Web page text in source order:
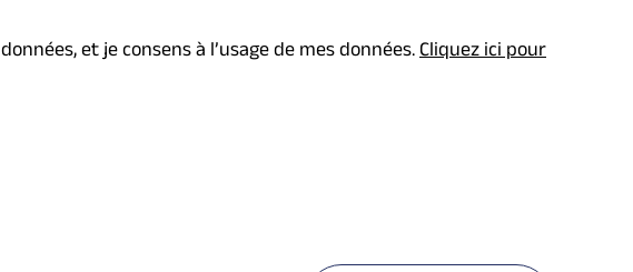
et je consens à l’usage de mes données.Cliquez ici pour